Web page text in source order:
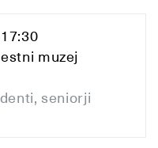
muzej
seniorji